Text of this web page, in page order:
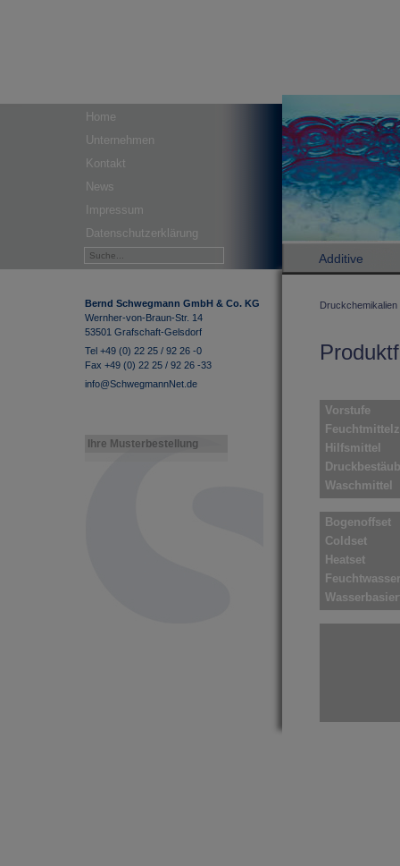
Home
Unternehmen
Kontakt
News
Impressum
Datenschutzerklärung
Bernd Schwegmann GmbH & Co. KG
Wernher-von-Braun-Str. 14
53501 Grafschaft-Gelsdorf
Tel +49 (0) 22 25 / 92 26 -0
Fax +49 (0) 22 25 / 92 26 -33
info@SchwegmannNet.de
Ihre Musterbestellung
Additive
Druckchemikalien
Vorstufe
Hilfsmittel
Waschmittel
Bogenoffset
Coldset
Heatset